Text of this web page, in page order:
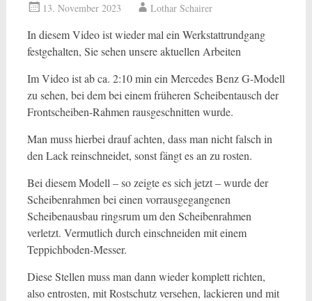
13. November 2023 Lothar Schairer
In diesem Video ist wieder mal ein Werkstattrundgang
festgehalten, Sie sehen unsere aktuellen Arbeiten
Im Video ist ab ca. 2:10 min ein Mercedes Benz G-Modell
zu sehen, bei dem bei einem früheren Scheibentausch der
Frontscheiben-Rahmen rausgeschnitten wurde.
Man muss hierbei drauf achten, dass man nicht falsch in
den Lack reinschneidet, sonst fängt es an zu rosten.
Bei diesem Modell – so zeigte es sich jetzt – wurde der
Scheibenrahmen bei einen vorrausgegangenen
Scheibenausbau ringsrum um den Scheibenrahmen
verletzt. Vermutlich durch einschneiden mit einem
Teppichboden-Messer.
Diese Stellen muss man dann wieder komplett richten,
also entrosten, mit Rostschutz versehen, lackieren und mit